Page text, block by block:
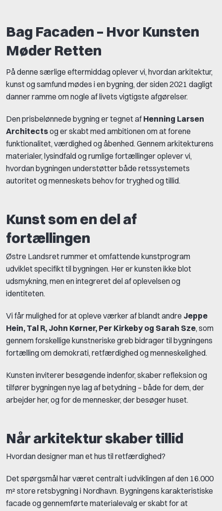
Bag Facaden – Hvor Kunsten
Møder Retten
På denne særlige eftermiddag oplever vi, hvordan arkitektur,
kunst og samfund mødes i en bygning, der siden 2021 dagligt
danner ramme om nogle af livets vigtigste afgørelser.
Den prisbelønnede bygning er tegnet af Henning Larsen
Architectsog er skabt med ambitionen om at forene
funktionalitet, værdighed og åbenhed. Gennem arkitekturens
materialer, lysindfald og rumlige fortællinger oplever vi,
hvordan bygningen understøtter både retssystemets
autoritet og menneskets behov for tryghed og tillid.
Kunst som en del af
fortællingen
Østre Landsret rummer et omfattende kunstprogram
udviklet specifikt til bygningen. Her er kunsten ikke blot
udsmykning, men en integreret del af oplevelsen og
identiteten.
Vi får mulighed for at opleve værker af blandt andre Jeppe
Hein, Tal R, John Kørner, Per Kirkeby og Sarah Sze, som
gennem forskellige kunstneriske greb bidrager til bygningens
fortælling om demokrati, retfærdighed og menneskelighed.
Kunsten inviterer besøgende indenfor, skaber refleksion og
tilfører bygningen nye lag af betydning – både for dem, der
arbejder her, og for de mennesker, der besøger huset.
Når arkitektur skaber tillid
Hvordan designer man et hus til retfærdighed?
Det spørgsmål har været centralt i udviklingen af den 16.000
m² store retsbygning i Nordhavn. Bygningens karakteristiske
facade og gennemførte materialevalg er skabt for at